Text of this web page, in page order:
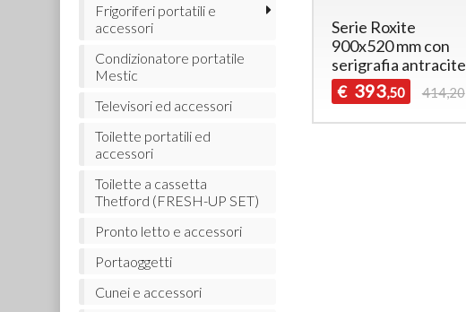
Serie Roxite
900x520 mm con
serigrafia antracite
€ 393,50 414,20
Frigoriferi portatili e
accessori
Condizionatore portatile
Mestic
Televisori ed accessori
Toilette portatili ed
accessori
Toilette a cassetta
Thetford (FRESH-UP SET)
Pronto letto e accessori
Portaoggetti
Cunei e accessori